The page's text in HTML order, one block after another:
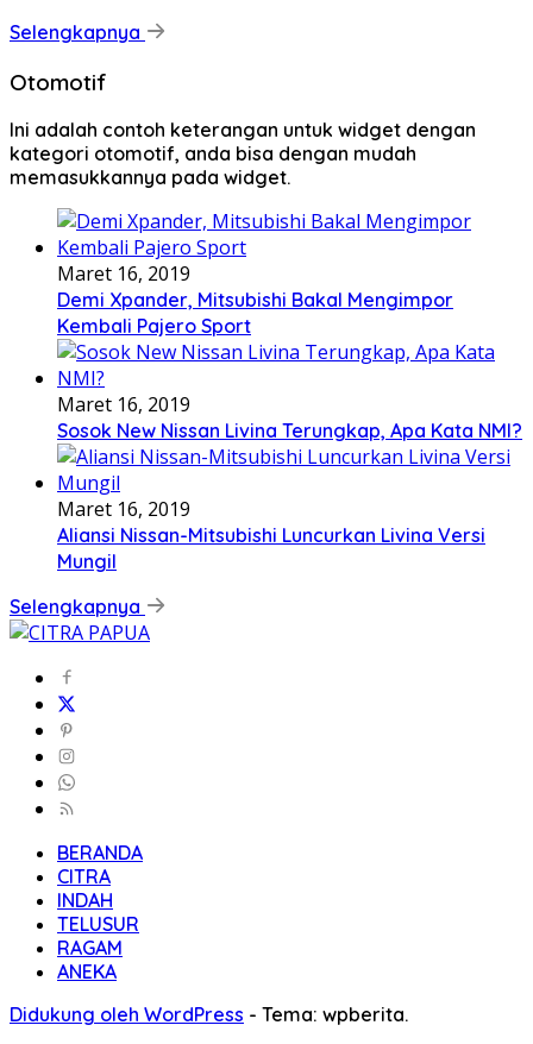
Selengkapnya
Otomotif
Ini adalah contoh keterangan untuk widget dengan
kategori otomotif, anda bisa dengan mudah
memasukkannya pada widget.
Maret 16, 2019
Demi Xpander, Mitsubishi Bakal Mengimpor
Kembali Pajero Sport
Maret 16, 2019
Sosok New Nissan Livina Terungkap, Apa Kata NMI?
Maret 16, 2019
Aliansi Nissan-Mitsubishi Luncurkan Livina Versi
Mungil
Selengkapnya
BERANDA
CITRA
INDAH
TELUSUR
RAGAM
ANEKA
Didukung oleh WordPress - Tema: wpberita.